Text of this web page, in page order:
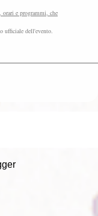
orari e programmi, che
ufficiale dell'evento.